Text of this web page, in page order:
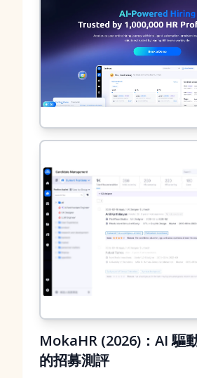
MokaHR (2026)：AI 驅
的招募測評